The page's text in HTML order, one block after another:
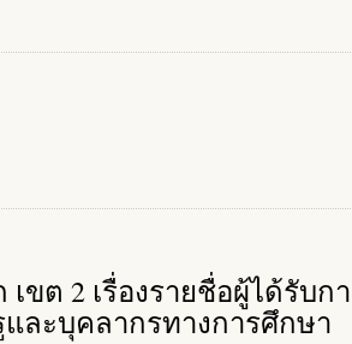
ต 2 เรื่องรายชื่อผู้ได้รับก
ละบุคลากรทางการศึกษา